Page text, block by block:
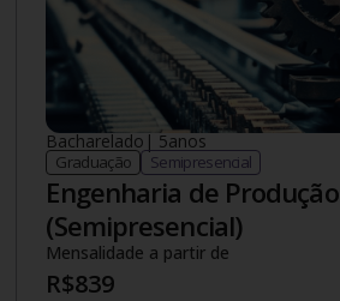
Bacharelado | 5anos
Graduação Semipresencial
Engenharia de Produção
(Semipresencial)
Mensalidade a partir de
R$839